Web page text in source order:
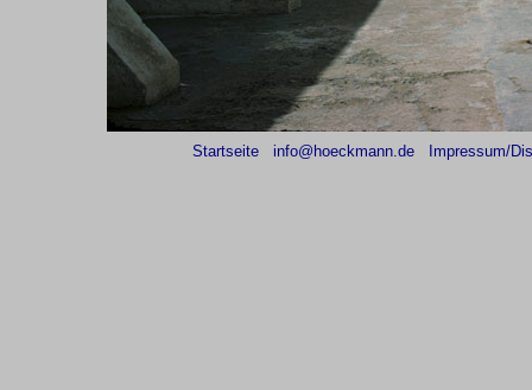
Startseite info@hoeckmann.de Impressum/